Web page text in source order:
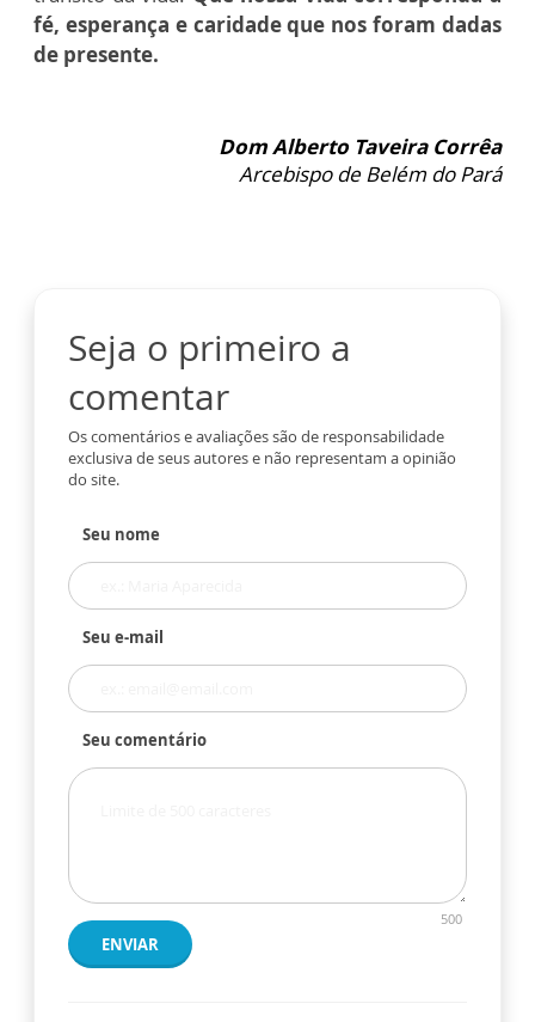
fé, esperança e caridade que nos foram dadas
de presente.
Dom Alberto Taveira Corrêa
Arcebispo de Belém do Pará
Seja o primeiro a
comentar
Os comentários e avaliações são de responsabilidade
exclusiva de seus autores e não representam a opinião
do site.
Seu nome
Seu e-mail
Seu comentário
500
ENVIAR